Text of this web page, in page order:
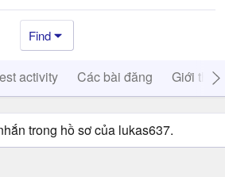
Find
activity Các bài đăng Giới thiệu
trong hồ sơ của lukas637.